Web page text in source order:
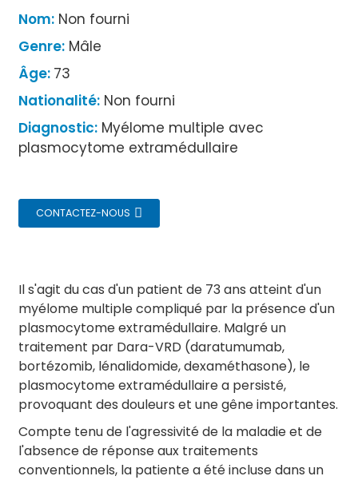
Nom:Non fourni
Genre:Mâle
Âge: 73
Nationalité:Non fourni
Diagnostic:Myélome multiple avec
plasmocytome extramédullaire
CONTACTEZ-NOUS
Il s'agit du cas d'un patient de 73 ans atteint d'un
myélome multiple compliqué par la présence d'un
plasmocytome extramédullaire. Malgré un
traitement par Dara-VRD (daratumumab,
bortézomib, lénalidomide, dexaméthasone), le
plasmocytome extramédullaire a persisté,
provoquant des douleurs et une gêne importantes.
Compte tenu de l'agressivité de la maladie et de
l'absence de réponse aux traitements
conventionnels, la patiente a été incluse dans un